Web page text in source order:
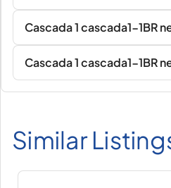
Cascada 1 cascada1-1BR
Cascada 1 cascada1-1BR
Similar